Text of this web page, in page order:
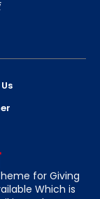
for Giving
Which is